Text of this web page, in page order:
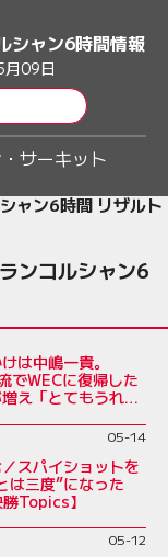
シャン6時間情報
09日
サーキット
ャン6時間 リザルト
ンコルシャン6
は中嶋一貴。
でWECに復帰した
え「とてもうれし
05-14
スパイショットを
は三度”になった
Topics】
05-12